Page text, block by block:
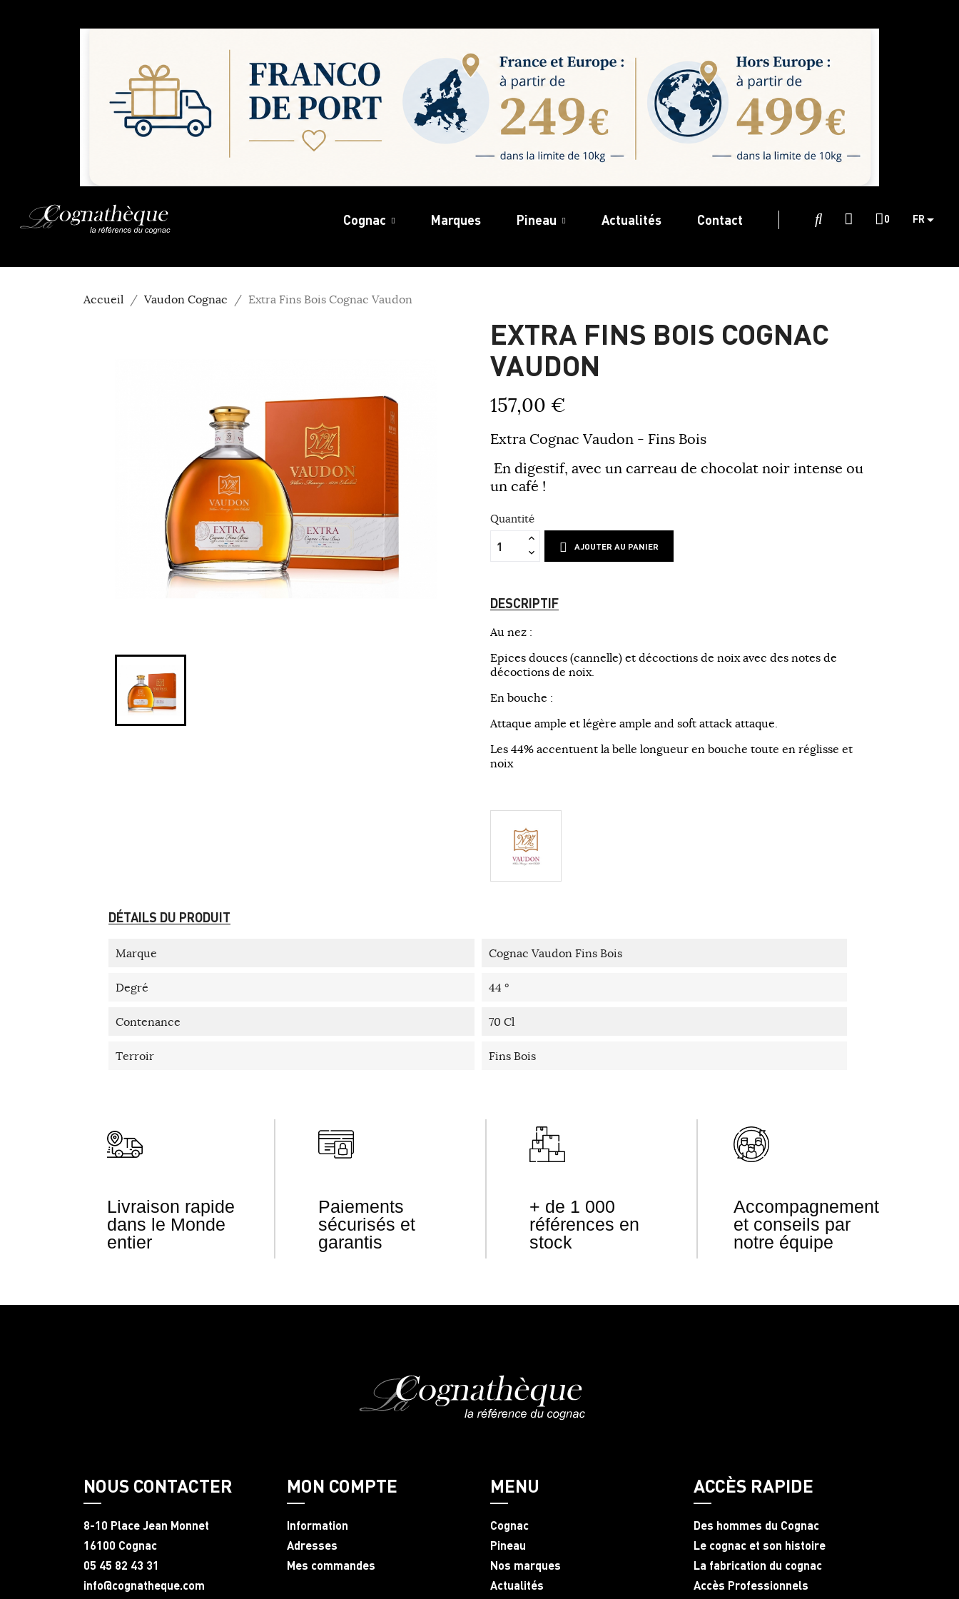
Cognac Marques Pineau Actualités Contact 0 FR
Accueil Vaudon Cognac Extra Fins Bois Cognac Vaudon
EXTRA FINS BOIS COGNAC
VAUDON
157,00 €
Extra Cognac Vaudon - Fins Bois
En digestif, avec un carreau de chocolat noir intense ou
un café !
Quantité
AJOUTER AU PANIER
DESCRIPTIF
Au nez :
Epices douces (cannelle) et décoctions de noix avec des notes de
décoctions de noix.
En bouche :
Attaque ample et légère ample and soft attack attaque.
Les 44% accentuent la belle longueur en bouche toute en réglisse et
noix
DÉTAILS DU PRODUIT
Marque Cognac Vaudon Fins Bois
Degré 44 °
Contenance 70 Cl
Terroir Fins Bois
Livraison rapide
dans le Monde
entier
Paiements
sécurisés et
garantis
+ de 1 000
références en
stock
Accompagnement
et conseils par
notre équipe
NOUS CONTACTER
8-10 Place Jean Monnet
16100 Cognac
05 45 82 43 31
info@cognatheque.com
MON COMPTE
Information
Adresses
Mes commandes
MENU
Cognac
Pineau
Nos marques
Actualités
ACCÈS RAPIDE
Des hommes du Cognac
Le cognac et son histoire
La fabrication du cognac
Accès Professionnels